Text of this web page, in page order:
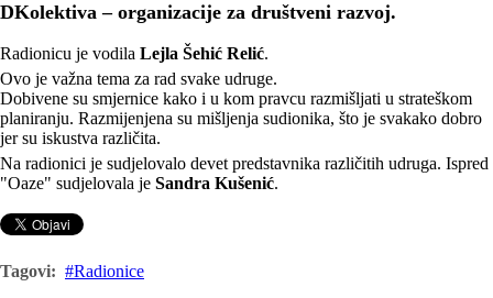
DKolektiva – organizacije za društveni razvoj.
Radionicu je vodila Lejla Šehić Relić.
Ovo je važna tema za rad svake udruge.
Dobivene su smjernice kako i u kom pravcu razmišljati u strateškom
planiranju. Razmijenjena su mišljenja sudionika, što je svakako dobro
jer su iskustva različita.
Na radionici je sudjelovalo devet predstavnika različitih udruga. Ispred
"Oaze" sudjelovala je Sandra Kušenić.
Tagovi: Radionice